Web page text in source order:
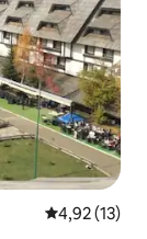
Prosječna
4,92 (13)